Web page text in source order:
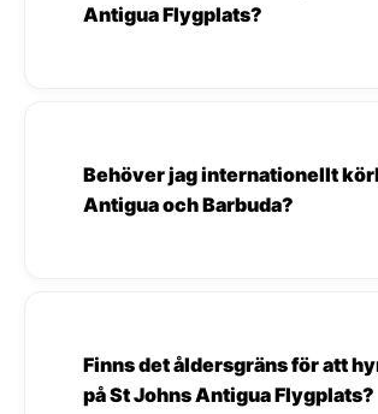
Antigua Flygplats?
Behöver jag internationellt
Antigua och Barbuda?
Finns det åldersgräns för att
på St Johns Antigua Flygplats?